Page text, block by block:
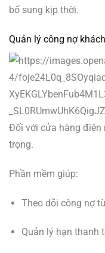
bổ sung kịp thời.
Quản lý công nợ
Đối với cửa hàng điện
trọng.
Phần mềm giúp:
Theo dõi công nợ
Quản lý hạn thanh